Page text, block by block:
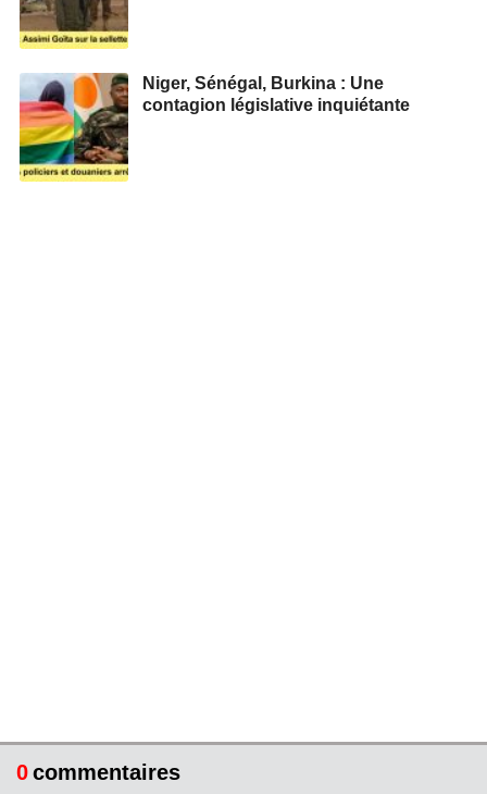
Niger, Sénégal, Burkina : Une
contagion législative inquiétante
0commentaires